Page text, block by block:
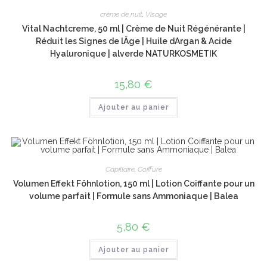
crème de nuit, Visage
Vital Nachtcreme, 50 ml | Crème de Nuit Régénérante |
Réduit les Signes de lÂge | Huile dArgan & Acide
Hyaluronique | alverde NATURKOSMETIK
15,80 €
Ajouter au panier
Capillaire, Coiffure
Volumen Effekt Föhnlotion, 150 ml | Lotion Coiffante pour un
volume parfait | Formule sans Ammoniaque | Balea
5,80 €
Ajouter au panier